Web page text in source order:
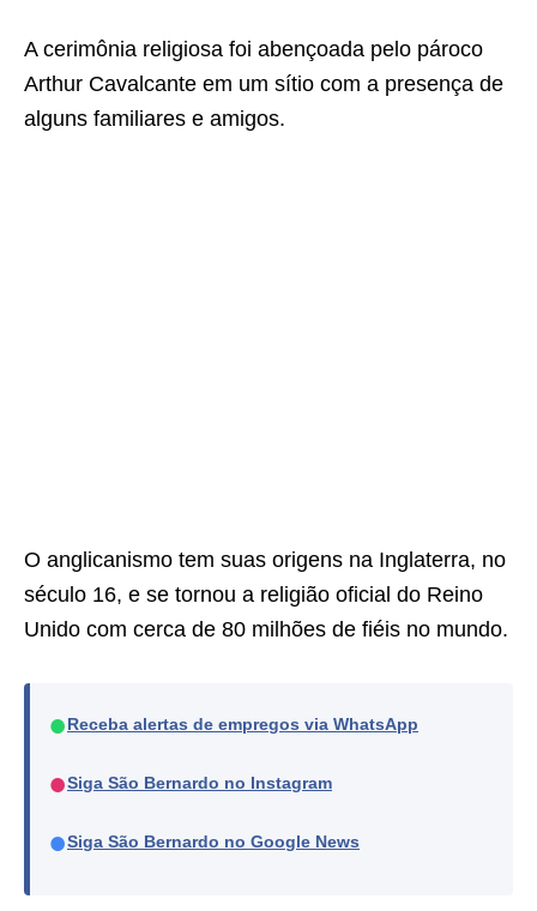
A cerimônia religiosa foi abençoada pelo pároco
Arthur Cavalcante em um sítio com a presença de
alguns familiares e amigos.
O anglicanismo tem suas origens na Inglaterra, no
século 16, e se tornou a religião oficial do Reino
Unido com cerca de 80 milhões de fiéis no mundo.
● Receba alertas de empregos via WhatsApp
●Siga São Bernardo no Instagram
●Siga São Bernardo no Google News